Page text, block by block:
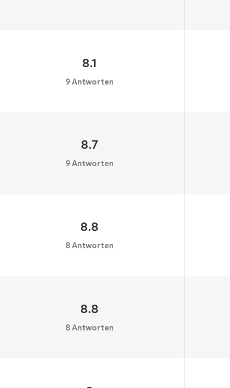
8.1
9 Antworten
8.7
9 Antworten
8.8
8 Antworten
8.8
8 Antworten